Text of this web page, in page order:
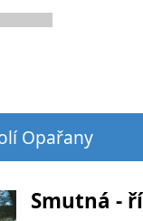
Opařany
Smutná -